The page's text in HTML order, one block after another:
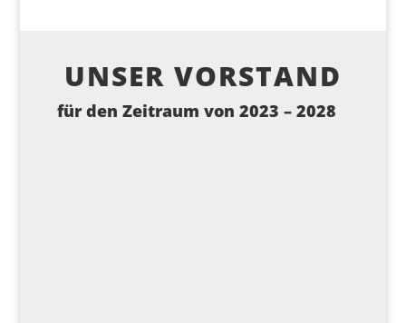
UNSER VORSTAND
für den Zeitraum von 2023 – 2028